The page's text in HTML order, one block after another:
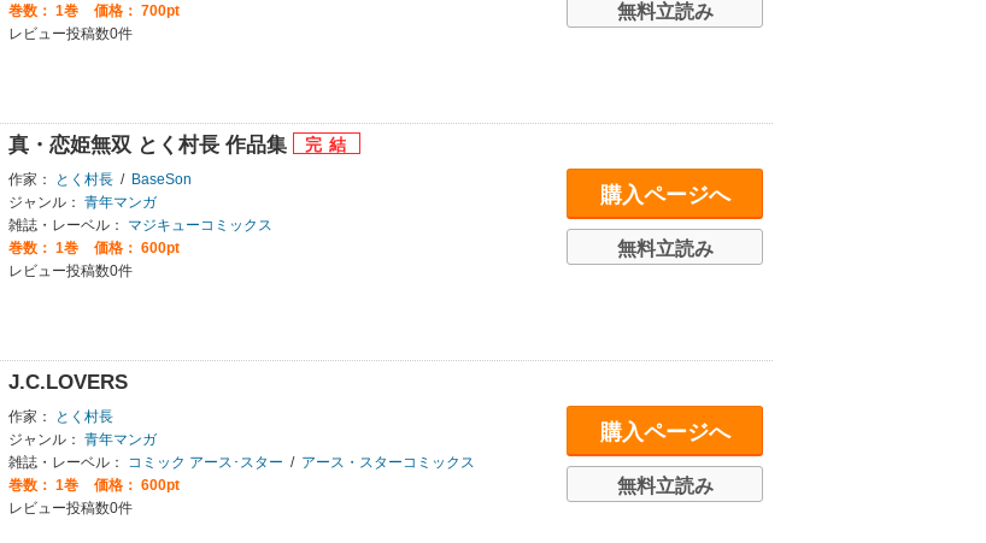
巻数： 1巻
価格： 700pt
レビュー投稿数0件
無料立読み
真・恋姫無双 とく村長 作品集
作家： とく村長 /
BaseSon
ジャンル： 青年マンガ
雑誌・レーベル：
マジキューコミックス
巻数： 1巻
価格： 600pt
レビュー投稿数0件
購入ページへ
無料立読み
J.C.LOVERS
作家：
とく村長
ジャンル： 青年マンガ
雑誌・レーベル：
コミック アース･スター / アース・スターコミックス
巻数： 1巻
価格： 600pt
レビュー投稿数0件
購入ページへ
無料立読み